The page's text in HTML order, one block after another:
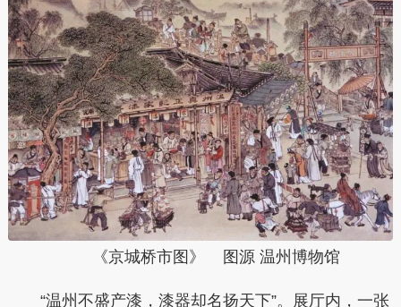
《京城桥市图》 图源 温州博物馆
“温州不盛产漆，漆器却名扬天下”。展厅内，一张